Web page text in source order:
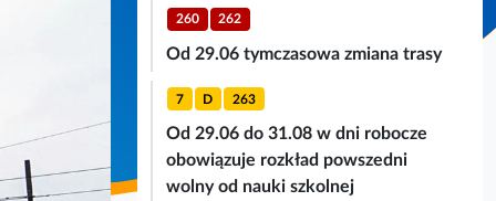
260 262
Od 29.06 tymczasowa zmiana trasy
7 D 263
Od 29.06 do 31.08 w dni robocze
obowiązuje rozkład powszedni
wolny od nauki szkolnej